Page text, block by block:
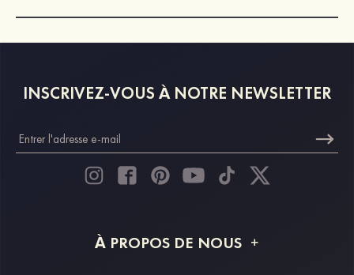
INSCRIVEZ-VOUS À NOTRE NEWSLETTER
À PROPOS DE NOUS